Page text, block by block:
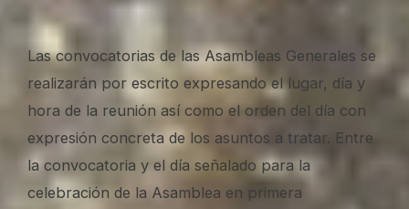
Las convocatorias de las Asambleas Generales se
realizarán por escrito expresando el lugar, día y
hora de la reunión así como el orden del día con
expresión concreta de los asuntos a tratar. Entre
la convocatoria y el día señalado para la
celebración de la Asamblea en primera